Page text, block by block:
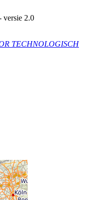
versie 2.0
TECHNOLOGISCH